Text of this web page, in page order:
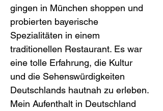
gingen in München shoppen und
probierten bayerische
Spezialitäten in einem
traditionellen Restaurant. Es war
eine tolle Erfahrung, die Kultur
und die Sehenswürdigkeiten
Deutschlands hautnah zu erleben.
Mein Aufenthalt in Deutschland